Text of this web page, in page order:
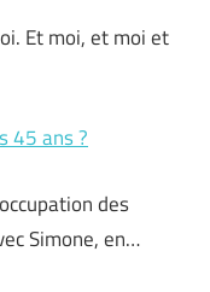
Et moi, et moi et
45 ans ?
des
Simone, en…